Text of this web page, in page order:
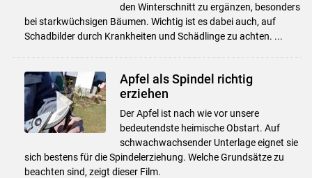
den Winterschnitt zu ergänzen, besonders
bei starkwüchsigen Bäumen. Wichtig ist es dabei auch, auf
Schadbilder durch Krankheiten und Schädlinge zu achten. ...
Apfel als Spindel richtig
erziehen
Der Apfel ist nach wie vor unsere
bedeutendste heimische Obstart. Auf
schwachwachsender Unterlage eignet sie
sich bestens für die Spindelerziehung. Welche Grundsätze zu
beachten sind, zeigt dieser Film.